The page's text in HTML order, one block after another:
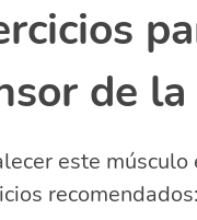
de
este
recomendados: